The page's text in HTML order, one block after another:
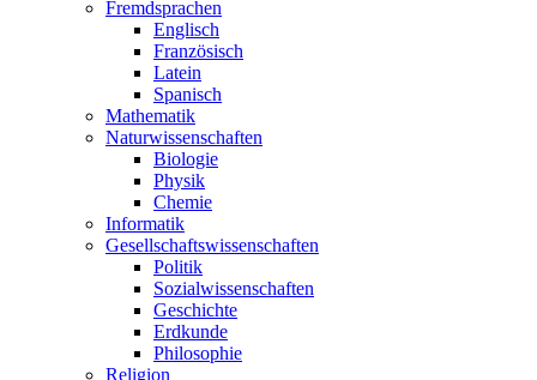
Fremdsprachen
Englisch
Französisch
Latein
Spanisch
Mathematik
Naturwissenschaften
Biologie
Physik
Chemie
Informatik
Gesellschaftswissenschaften
Politik
Sozialwissenschaften
Geschichte
Erdkunde
Philosophie
Religion